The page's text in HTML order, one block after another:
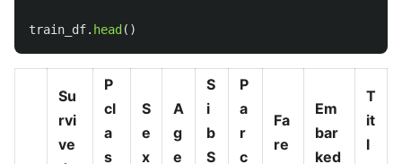
train_df. head()
Su
rvi
ve
P
cl
a
s
S
e
x
A
g
e
S
i
b
S
P
a
r
c
Fa
re
Em
bar
ked
T
it
l